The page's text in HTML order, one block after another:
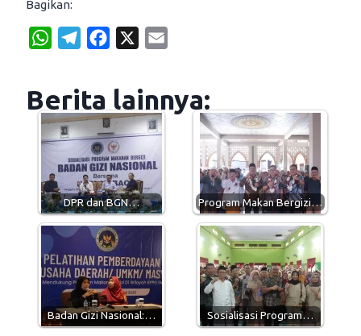
Bagikan:
W
t
s
p
p
e
g
a
m
e
b
o
o
k
i
Berita lainnya:
DPR dan BGN… Program Makan Bergizi…
Badan Gizi Nasional:… Sosialisasi Program…